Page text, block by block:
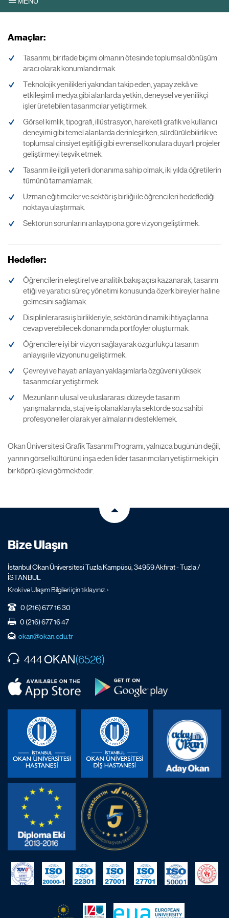
Amaçlar:
Tasarımı, bir ifade biçimi olmanın ötesinde toplumsal dönüşüm
aracı olarak konumlandırmak.
Teknolojik yenilikleri yakından takip eden, yapay zekâ ve
etkileşimli medya gibi alanlarda yetkin, deneysel ve yenilikçi
işler üretebilen tasarımcılar yetiştirmek.
Görsel kimlik, tipografi, illüstrasyon, hareketli grafik ve kullanıcı
deneyimi gibi temel alanlarda derinleşirken, sürdürülebilirlik ve
toplumsal cinsiyet eşitliği gibi evrensel konulara duyarlı projeler
geliştirmeyi teşvik etmek.
Tasarım ile ilgili yeterli donanıma sahip olmak, iki yılda öğretilerin
tümünü tamamlamak.
Uzman eğitimciler ve sektör iş birliği ile öğrencileri hedeflediği
noktaya ulaştırmak.
Sektörün sorunlarını anlayıp ona göre vizyon geliştirmek.
Hedefler:
Öğrencilerin eleştirel ve analitik bakış açısı kazanarak, tasarım
etiği ve yaratıcı süreç yönetimi konusunda özerk bireyler haline
gelmesini sağlamak.
Disiplinlerarası iş birlikleriyle, sektörün dinamik ihtiyaçlarına
cevap verebilecek donanımda portföyler oluşturmak.
Öğrencilere iyi bir vizyon sağlayarak özgürlükçü tasarım
anlayışı ile vizyonunu geliştirmek.
Çevreyi ve hayatı anlayan yaklaşımlarla özgüveni yüksek
tasarımcılar yetiştirmek.
Mezunların ulusal ve uluslararası düzeyde tasarım
yarışmalarında, staj ve iş olanaklarıyla sektörde söz sahibi
profesyoneller olarak yer almalarını desteklemek.
Okan Üniversitesi Grafik Tasarımı Programı, yalnızca bugünün değil,
yarının görsel kültürünü inşa eden lider tasarımcıları yetiştirmek için
bir köprü işlevi görmektedir.
Bize Ulaşın
İstanbul Okan Üniversitesi Tuzla Kampüsü, 34959 Akfırat - Tuzla /
İSTANBUL
Kroki ve Ulaşım Bilgileri için tıklayınız. ›
0 (216) 677 16 30
0 (216) 677 16 47
okan@okan.edu.tr
444OKAN(6526)